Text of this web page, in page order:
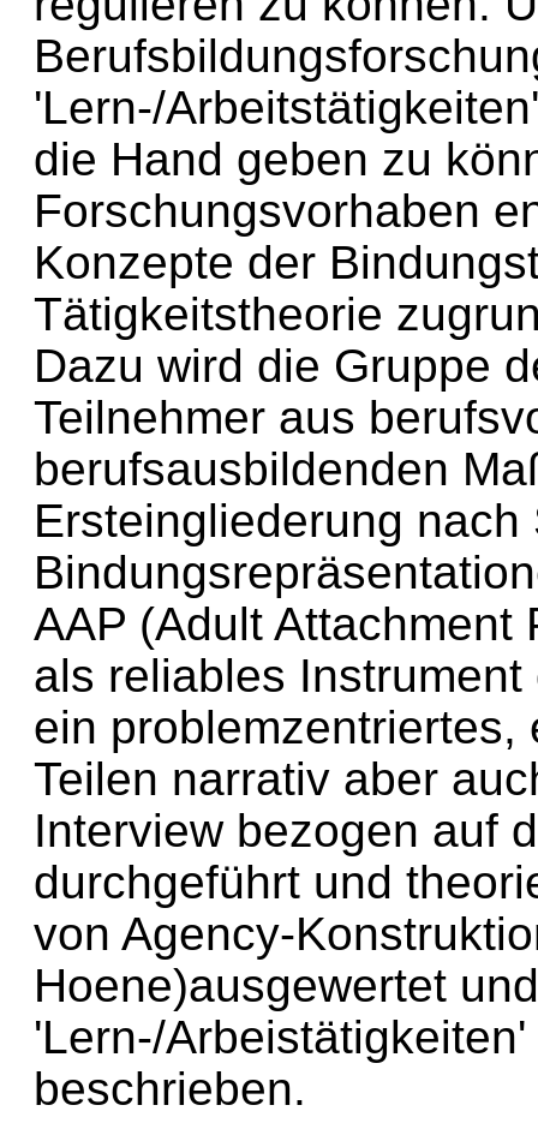
'Lern-/
die Hand geben zu
Forschungsvorhaben
Konzepte der
Tätigkeitstheorie
Dazu wird die Gruppe
Teilnehmer aus
berufsausbildenden
Ersteingliederung
AAP (Adult Attachment
als reliables
ein
Teilen narrativ aber
Interview bezogen auf
durchgeführt und
von Agency-
Hoene)ausgewertet
'Lern-/
beschrieben.